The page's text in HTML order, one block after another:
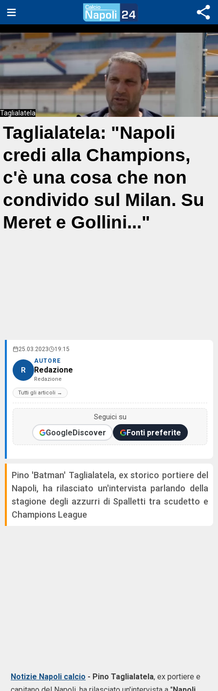
Taglialatela
Taglialatela: "Napoli
credi alla Champions,
c'è una cosa che non
condivido sul Milan. Su
Meret e Gollini..."
25.03.2023 19:15
R
AUTORE
Redazione
Redazione
Tutti gli articoli →
Seguici su
GoogleDiscover Fonti preferite
Pino 'Batman' Taglialatela, ex storico portiere del
Napoli, ha rilasciato un'intervista parlando della
stagione degli azzurri di Spalletti tra scudetto e
Champions League
Notizie Napoli calcio - Pino Taglialatela, ex portiere e